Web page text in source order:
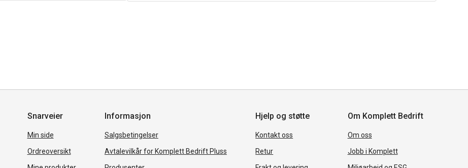
Snarveier
Min side
Ordreoversikt
Informasjon
Salgsbetingelser
Avtalevilkår for Komplett Bedrift Pluss
Hjelp og støtte
Kontakt oss
Retur
Om Komplett Bedrift
Om oss
Jobb i Komplett